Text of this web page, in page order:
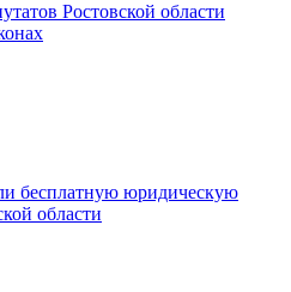
Ростовской области
бесплатную юридическую
области